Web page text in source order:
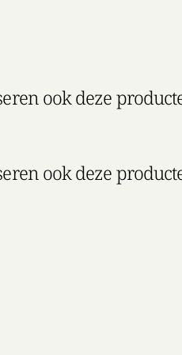
ook deze
ook deze